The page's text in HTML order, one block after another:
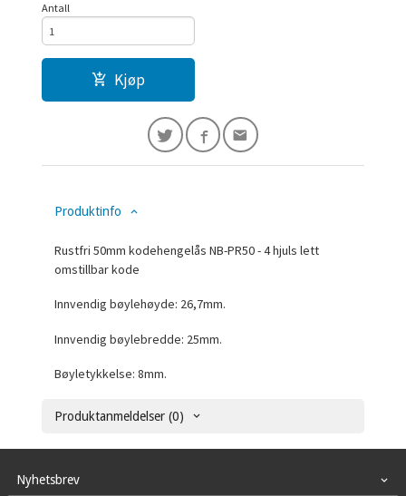
Antall
Kjøp
Produktinfo
Rustfri 50mm kodehengelås NB-PR50 - 4 hjuls lett
omstillbar kode
Innvendig bøylehøyde: 26,7mm.
Innvendig bøylebredde: 25mm.
Bøyletykkelse: 8mm.
Produktanmeldelser (0)
Nyhetsbrev